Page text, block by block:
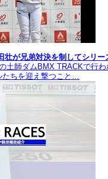
壮が兄弟対決を制してシリー
土師ダムBMX TRACKで行わ
たちを迎え撃つこと…